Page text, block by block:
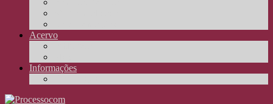
Acervo
Informações